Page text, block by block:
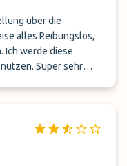
über die
alles Reibungslos,
Ich werde diese